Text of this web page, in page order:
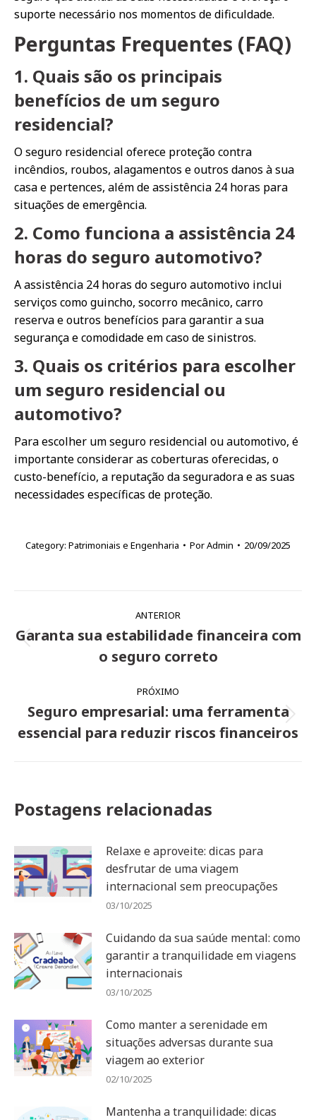
suporte necessário nos momentos de dificuldade.
Perguntas Frequentes (FAQ)
1. Quais são os principais
benefícios de um seguro
residencial?
O seguro residencial oferece proteção contra
incêndios, roubos, alagamentos e outros danos à sua
casa e pertences, além de assistência 24 horas para
situações de emergência.
2. Como funciona a assistência 24
horas do seguro automotivo?
A assistência 24 horas do seguro automotivo inclui
serviços como guincho, socorro mecânico, carro
reserva e outros benefícios para garantir a sua
segurança e comodidade em caso de sinistros.
3. Quais os critérios para escolher
um seguro residencial ou
automotivo?
Para escolher um seguro residencial ou automotivo, é
importante considerar as coberturas oferecidas, o
custo-benefício, a reputação da seguradora e as suas
necessidades específicas de proteção.
Category: Patrimoniais e Engenharia PorAdmin 20/09/2025
de
ANTERIOR
Post
anterior:
Garanta sua estabilidade financeira com
o seguro correto
PRÓXIMO
Próximo
post:
Seguro empresarial: uma ferramenta
essencial para reduzir riscos financeiros
Postagens relacionadas
Relaxe e aproveite: dicas para
desfrutar de uma viagem
internacional sem preocupações
03/10/2025
Cuidando da sua saúde mental: como
garantir a tranquilidade em viagens
internacionais
03/10/2025
Como manter a serenidade em
situações adversas durante sua
viagem ao exterior
02/10/2025
Mantenha a tranquilidade: dicas